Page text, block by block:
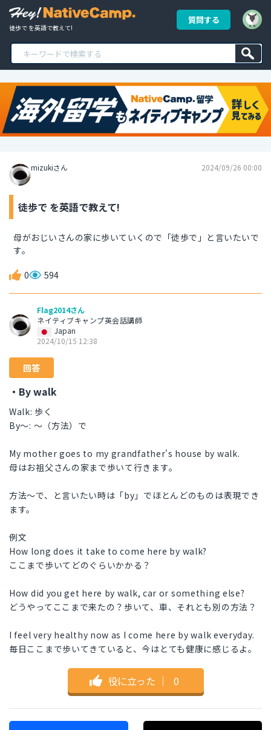
徒歩で を英語で教えて!
質問する
mizukiさん 2024/09/26 00:00
徒歩で を英語で教えて!
母がおじいさんの家に歩いていくので「徒歩で」と言いたいで
す。
0 594
Flag2014さん
ネイティブキャンプ英会話講師
Japan
2024/10/15 12:38
回答
・By walk
Walk: 歩く
By〜: 〜（方法）で
My mother goes to my grandfather's house by walk.
母はお祖父さんの家まで歩いて行きます。
方法〜で、と言いたい時は「by」でほとんどのものは表現でき
ます。
例文
How long does it take to come here by walk?
ここまで歩いてどのぐらいかかる？
How did you get here by walk, car or something else?
どうやってここまで来たの？歩いて、車、それとも別の方法？
I feel very healthy now as I come here by walk everyday.
毎日ここまで歩いてきていると、今はとても健康に感じるよ。
役に立った ｜ 0